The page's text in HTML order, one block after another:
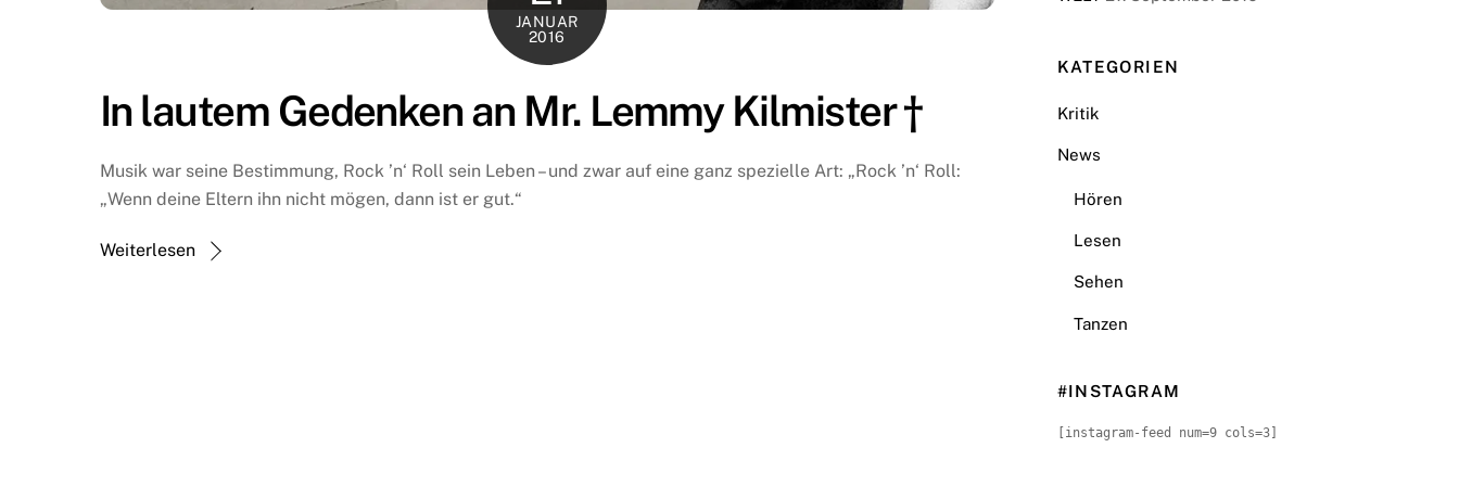
JANUAR
2016
In lautem Gedenken an Mr. Lemmy Kilmister †
Musik war seine Bestimmung, Rock ’n‘ Roll sein Leben – und zwar auf eine ganz spezielle Art: „Rock ’n‘ Roll:
„Wenn deine Eltern ihn nicht mögen, dann ist er gut.“
Weiterlesen
KATEGORIEN
Kritik
News
Hören
Lesen
Sehen
Tanzen
#INSTAGRAM
[instagram-feed num=9 cols=3]